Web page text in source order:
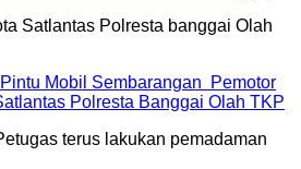
Mobil Sembarangan Pemotor
Polresta Banggai Olah TKP